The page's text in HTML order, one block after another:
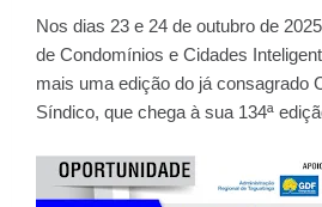
Nos dias 23 e 24 de outubro de
de Condomínios e Cidades
mais uma edição do já consagrado
Síndico, que chega à sua 134ª